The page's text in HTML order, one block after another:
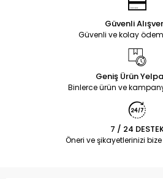
Güvenli
Güvenli ve kolay
Geniş Ürün
Binlerce ürün ve
7 / 24
Öneri ve şikayetlerinizi